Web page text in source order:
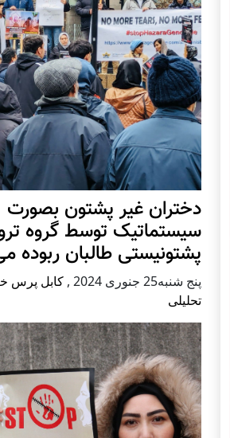
دختران غیر پشتون بصورت
سیستماتیک توسط گروه
پشتونیستی طالبان ربوده
پنج شنبه25 جنوری 2024 , کابل پرس
تحلیلی